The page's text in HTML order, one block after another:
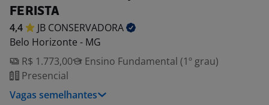
FERISTA
4,4 JB CONSERVADORA
Belo Horizonte - MG
R$ 1.773,00
Ensino Fundamental (1º grau)
Presencial
Vagas semelhantes